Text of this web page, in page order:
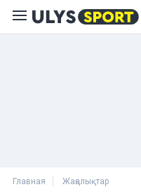
Главная Жаңалықтар